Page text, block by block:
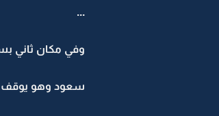
...
وفي مكان ثاني
سعود وهو يوقف